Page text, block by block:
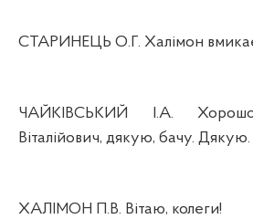
СТАРИНЕЦЬ О.Г. Халімон
ЧАЙКІВСЬКИЙ І.А.
Віталійович, дякую, бачу. Дякую.
ХАЛІМОН П.В. Вітаю, колеги!